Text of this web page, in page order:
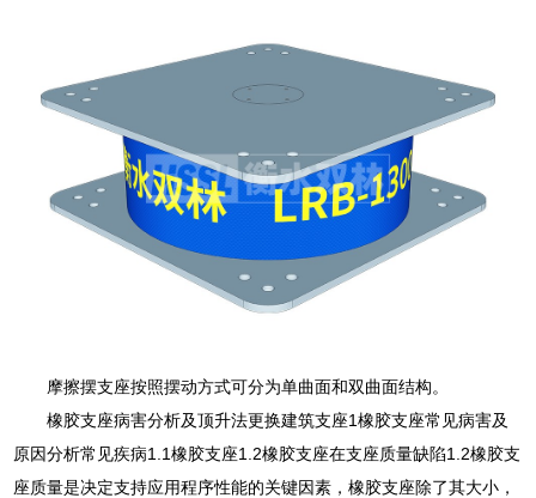
摩擦摆支座按照摆动方式可分为单曲面和双曲面结构。
橡胶支座病害分析及顶升法更换建筑支座1橡胶支座常见病害及
原因分析常见疾病1.1橡胶支座1.2橡胶支座在支座质量缺陷1.2橡胶支
座质量是决定支持应用程序性能的关键因素，橡胶支座除了其大小，